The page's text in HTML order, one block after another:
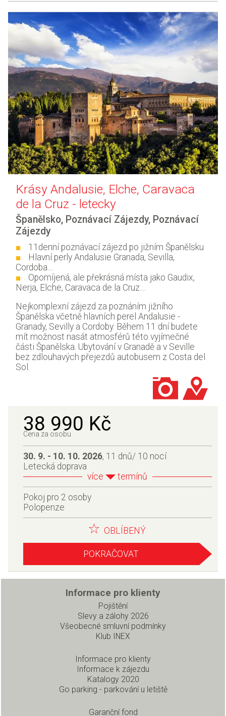
Krásy Andalusie, Elche, Caravaca
de la Cruz - letecky
Španělsko, Poznávací Zájezdy, Poznávací
Zájezdy
11denní poznávací zájezd po jižním Španělsku
Hlavní perly Andalusie Granada, Sevilla,
Cordoba....
Opomíjená, ale překrásná místa jako Gaudix,
Nerja, Elche, Caravaca de la Cruz....
Nejkomplexní zájezd za poznáním jižního
Španělska včetně hlavních perel Andalusie -
Granady, Sevilly a Cordoby. Během 11 dní budete
mít možnost nasát atmosférů této vyjímečné
části Španělska. Ubytování v Granadě a v Seville
bez zdlouhavých přejezdů autobusem z Costa del
Sol.
38 990 Kč
Cena za osobu
30. 9. - 10. 10. 2026, 11 dnů/ 10 nocí
Letecká doprava
více
termínů
Pokoj pro 2 osoby
Polopenze
OBLÍBENÝ
POKRAČOVAT
Informace pro klienty
Pojištění
Slevy a zálohy 2026
Všeobecné smluvní podmínky
Klub INEX
Informace pro klienty
Informace k zájezdu
Katalogy 2020
Go parking - parkování u letiště
Garanční fond